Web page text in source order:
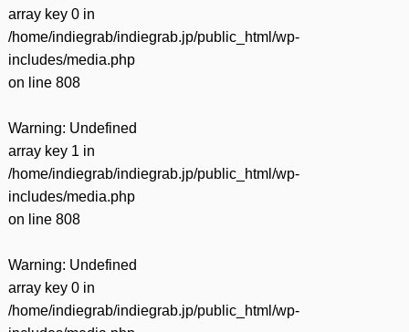
array key 0 in
/home/indiegrab/indiegrab.jp/public_html/wp-
includes/media.php
on line 808
Warning: Undefined
array key 1 in
/home/indiegrab/indiegrab.jp/public_html/wp-
includes/media.php
on line 808
Warning: Undefined
array key 0 in
/home/indiegrab/indiegrab.jp/public_html/wp-